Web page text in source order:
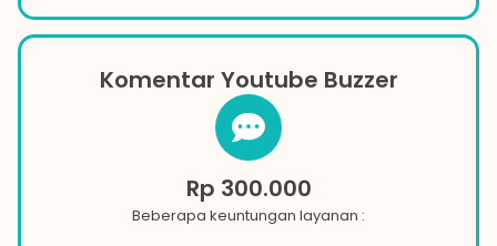
Komentar Youtube Buzzer
Rp 300.000
Beberapa keuntungan layanan :